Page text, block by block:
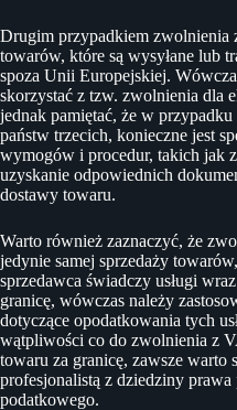
Drugim przypadkiem zwolnienia
towarów, które są wysyłane lub
spoza Unii Europejskiej.
skorzystać z tzw. zwolnienia dla
jednak pamiętać, że w
państw trzecich, konieczne jest
wymogów i procedur, takich jak
uzyskanie odpowiednich
dostawy towaru.
Warto również zaznaczyć, że
jedynie samej sprzedaży
sprzedawca świadczy usługi
granicę, wówczas należy
dotyczące opodatkowania tych
wątpliwości co do zwolnienia z
towaru za granicę, zawsze warto
profesjonalistą z dziedziny
podatkowego.